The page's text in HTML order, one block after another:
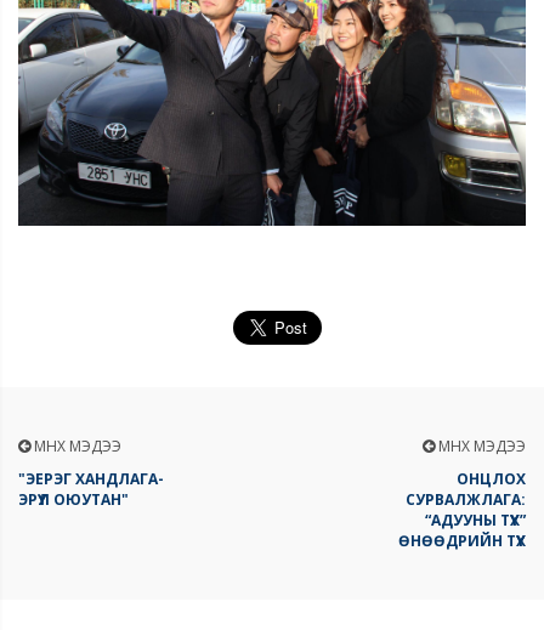
ӨМНӨХ МЭДЭЭ
"ЭЕРЭГ ХАНДЛАГА-
ЭРҮҮЛ ОЮУТАН"
ӨМНӨХ МЭДЭЭ
ОНЦЛОХ
СУРВАЛЖЛАГА:
“АДУУНЫ ТҮҮХ”
ӨНӨӨДРИЙН ТҮҮХ